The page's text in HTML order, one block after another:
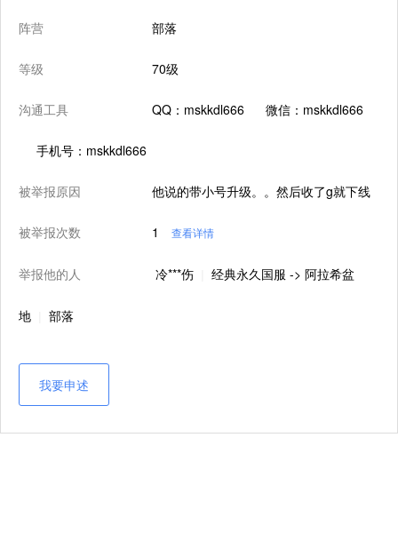
阵营 部落
等级 70级
沟通工具 QQ：mskkdl666 微信：mskkdl666
手机号：mskkdl666
被举报原因 他说的带小号升级。。然后收了g就下线
被举报次数 1 查看详情
举报他的人 冷***伤 经典永久国服 -> 阿拉希盆
地 部落
我要申述